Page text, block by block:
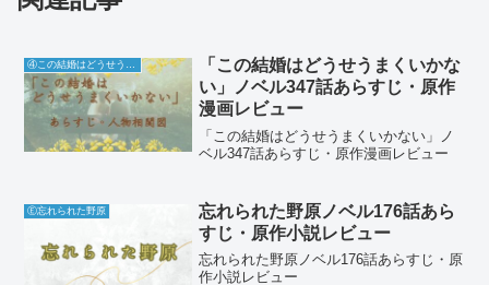
④この結婚はどうせうまくいかない
「この結婚はどうせうまくいかな
い」ノベル347話あらすじ・原作
漫画レビュー
「この結婚はどうせうまくいかない」ノ
ベル347話あらすじ・原作漫画レビュー
Ⓔ忘れられた野原
忘れられた野原ノベル176話あら
すじ・原作小説レビュー
忘れられた野原ノベル176話あらすじ・原
作小説レビュー